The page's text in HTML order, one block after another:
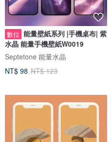
數位 能量壁紙系列 |手機桌布| 紫
水晶 能量手機壁紙W0019
Septetone 能量水晶
NT$ 98 NT$ 123